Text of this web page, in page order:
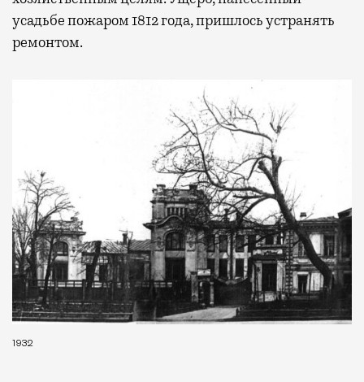
Бизнес-зал становится местом, где можно
выпить кофе, наблюдая сквозь панорамные
окна за тем, как взлетают и садятся
самолеты. В Москве нет недостатка
в лаунжах. В аэропортах их обычно
несколько — в разных зонах воздушных
гаваней. На некоторых вокзалах — тоже.
Лаунжи доступны на Ленинградском,
Павелецком, Казанском, Ярославском
и Курском вокзалах.Попасть в бизнес-залы
могут держатели карт Mir Supreme. Причем
не только в столице. Всего доступно более
1000 бизнес-залов по всему миру.
усадьбе пожаром 1812 года, пришлось устранять
ремонтом.
1932